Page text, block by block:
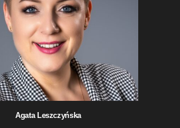
Agata Leszczyńska